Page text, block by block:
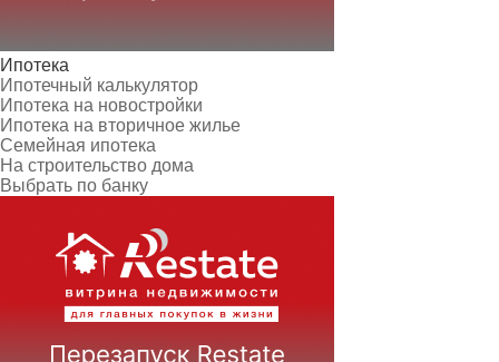
Ипотека
Ипотечный калькулятор
Ипотека на новостройки
Ипотека на вторичное жилье
Семейная ипотека
На строительство дома
Выбрать по банку